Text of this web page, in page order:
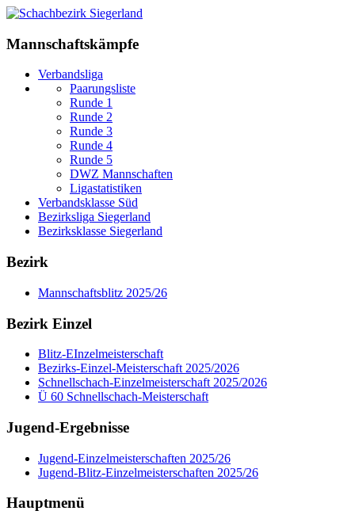
Mannschaftskämpfe
Verbandsliga
Paarungsliste
Runde 1
Runde 2
Runde 3
Runde 4
Runde 5
DWZ Mannschaften
Ligastatistiken
Verbandsklasse Süd
Bezirksliga Siegerland
Bezirksklasse Siegerland
Bezirk
Mannschaftsblitz 2025/26
Bezirk Einzel
Blitz-EInzelmeisterschaft
Bezirks-Einzel-Meisterschaft 2025/2026
Schnellschach-Einzelmeisterschaft 2025/2026
Ü 60 Schnellschach-Meisterschaft
Jugend-Ergebnisse
Jugend-Einzelmeisterschaften 2025/26
Jugend-Blitz-Einzelmeisterschaften 2025/26
Hauptmenü